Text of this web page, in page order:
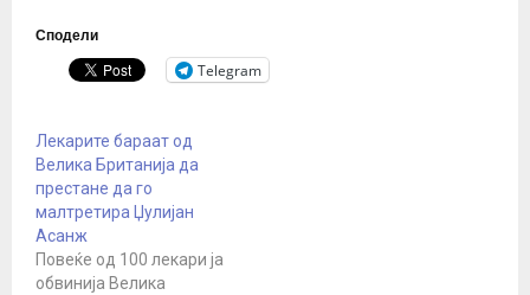
Сподели
Telegram
Лекарите бараат од
Велика Британија да
престане да го
малтретира Џулијан
Асанж
Повеќе од 100 лекари ја
обвинија Велика